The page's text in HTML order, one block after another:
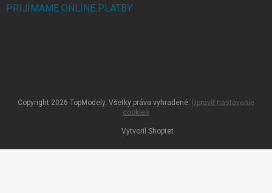
PRIJÍMAME ONLINE PLATBY
Vytvoril Shoptet
Copyright 2026 TopModely. Všetky práva vyhradené. Upraviť nastavenie
cookies